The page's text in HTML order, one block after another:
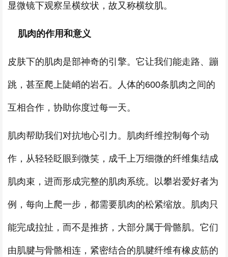
显微镜下观察呈横纹状，故又称横纹肌。
肌肉的作用和意义
皮肤下的肌肉是部神奇的引擎。它让我们能走路、蹦
跳，甚至爬上陡峭的岩石。人体的600条肌肉之间的
互相合作，协助你度过每一天。
肌肉帮助我们对抗地心引力。肌肉纤维控制每个动
作，从轻轻眨眼到微笑，成千上万细微的纤维集结成
肌肉束，进而形成完整的肌肉系统。以攀岩爱好者为
例，每向上爬一步，都需要肌肉的松紧缩放。肌肉只
能完成拉扯，而不是推挤，大部分属于骨骼肌。它们
由肌腱与骨骼相连，紧密结合的肌腱纤维有橡皮筋的